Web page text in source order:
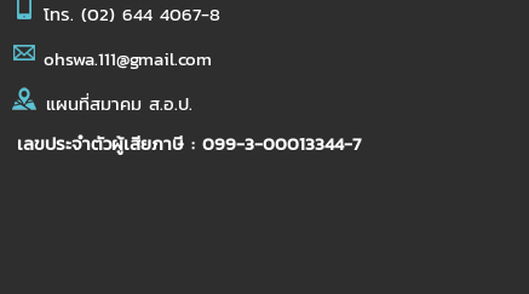
โทร. (02) 644 4067-8
ohswa.111@gmail.com
แผนที่สมาคม ส.อ.ป.
เลขประจำตัวผู้เสียภาษี : 099-3-00013344-7